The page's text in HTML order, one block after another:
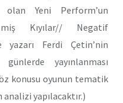
Yeni Perform’un
Kıyılar// Negatif
Ferdi Çetin’nin
yayınlanması
konusu oyunun tematik
yapılacaktır.)